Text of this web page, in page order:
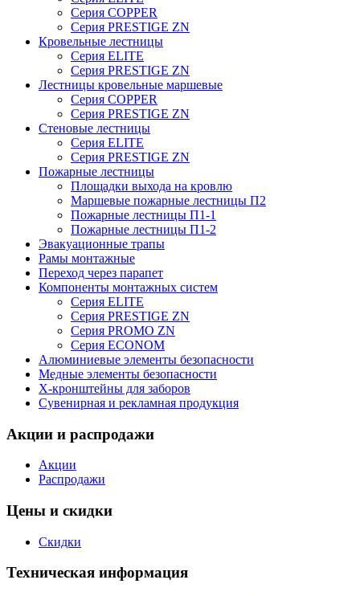
Серия COPPER
Серия PRESTIGE ZN
Кровельные лестницы
Серия ELITE
Серия PRESTIGE ZN
Лестницы кровельные маршевые
Серия COPPER
Серия PRESTIGE ZN
Стеновые лестницы
Серия ELITE
Серия PRESTIGE ZN
Пожарные лестницы
Площадки выхода на кровлю
Маршевые пожарные лестницы П2
Пожарные лестницы П1-1
Пожарные лестницы П1-2
Эвакуационные трапы
Рамы монтажные
Переход через парапет
Компоненты монтажных систем
Серия ELITE
Серия PRESTIGE ZN
Серия PROMO ZN
Серия ECONOM
Алюминиевые элементы безопасности
Медные элементы безопасности
X-кронштейны для заборов
Сувенирная и рекламная продукция
Акции и распродажи
Акции
Распродажи
Цены и скидки
Скидки
Техническая информация